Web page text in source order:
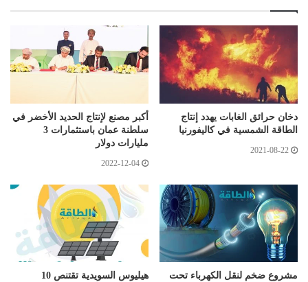
دخان حرائق الغابات يهدد إنتاج
الطاقة الشمسية في كاليفورنيا
2021-08-22
أكبر مصنع لإنتاج الحديد الأخضر في
سلطنة عمان باستثمارات 3
مليارات دولار
2022-12-04
مشروع ضخم لنقل الكهرباء تحت
هيليوس السويدية تقتنص 10